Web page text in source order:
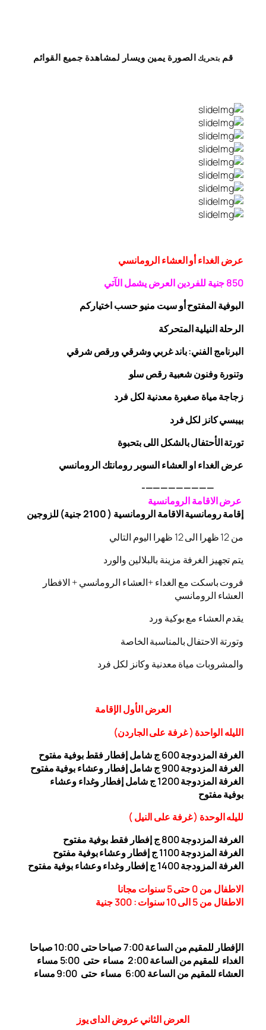
قم بتحريك الصورة يمين ويسار لمشاهدة جميع القوائم
عرض الغداء أو العشاء الرومانسي
850 جنية للفردينالعرض يشمل الآتي
البوفيةالمفتوحأو سيت منيو حسب اختياركم
الرحلةالنيلية المتحركة
البرنامج الفني: باند غربي وشرقيورقصشرقي
وتنورة وفنون شعبيةرقصسلو
زجاجةمياة صغيرة معدنية لكل فرد
بيبسي كانز لكل فرد
تورتة الأحتفال بالشكل اللى بتحبوة
عرض الغداء او العشاء السوبر رومانتك الرومانسي
—————————-
عرض الاقامة الرومانسية
إقامة رومانسية الاقامة الرومانسية ( 2100 جنية) للزوجين
من 12 ظهرا الى 12 ظهرا اليوم التالي
يتم تجهيز الغرفة مزينة بالبلالين والورد
فروت باسكت مع الغداء +العشاء الرومانسي + الافطار
العشاء الرومانسي
يقدم العشاء مع بوكية ورد
وتورتة الاحتفال بالمناسبة الخاصة
والمشروبات مياة معدنية وكانز لكل فرد
العرضالأولالإقامة
الليله الواحدة ( غرفة على الجاردن)
الغرفة المزدوجة
600 ج شامل إفطار فقط بوفية مفتوح
الغرفة المزدوجة 900 ج شامل إفطار وعشاء بوفية مفتوح
الغرفة المزدوجة 1200 ج شامل إفطار وغداء وعشاء
بوفيةمفتوح
لليله الوحدة (غرفة على النيل)
الغرفة المزدوجة
800
ج إفطار فقط بوفية مفتوح
الغرفة المزدوجة 1
100 ج إفطار وعشاء بوفية مفتوح
الغرفة المزودجة 1
400 ج إفطار وغداء وعشاء بوفية مفتوح
الاطفال من 0 حتى 5 سنوات مجانا
الاطفال من 5 الى 10 سنوات : 300
جنية
الإفطار للمقيم من الساعة 7:00 صباحا حتى 10:00
صباحا
الغداء للمقيم من الساعة 2:00 مساء حتى
5:00 مساء
العشاء للمقيم من الساعة 6:00 مساء حتى 9:00 مساء
العرض الثاني عروض الداى يوز